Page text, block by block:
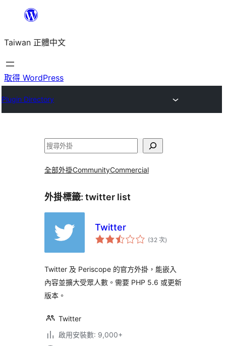
主
要
內
Taiwan 正體中文
取得 WordPress
Plugin Directory
搜
全部外掛CommunityCommercial
外掛標籤: twitter list
Twitter
(32 次評
分)
Twitter 及 Periscope 的官方外掛，能嵌入
內容並擴大受眾人數。需要 PHP 5.6 或更新
版本。
Twitter
啟用安裝數: 9,000+